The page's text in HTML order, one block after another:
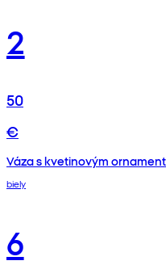
2
50
€
Váza s kvetinovým
biely
6